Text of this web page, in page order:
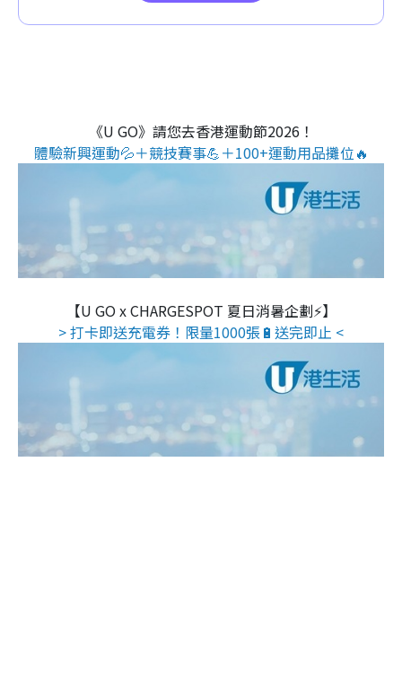
《U GO》請您去香港運動節2026！
體驗新興運動💦＋競技賽事💪＋100+運動用品攤位🔥
【U GO x CHARGESPOT 夏日消暑企劃⚡】
> 打卡即送充電券！限量1000張🔋送完即止 <